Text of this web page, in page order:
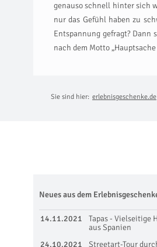
genauso schnell hinter sich
nur das Gefühl haben zu
Entspannung gefragt?
nach dem Motto
Sie sind hier: erlebnisgeschenke.de
Neues aus dem
14.11.2021
Tapas - Vielseitige
aus Spanien
24.10.2021
Streetart-Tour